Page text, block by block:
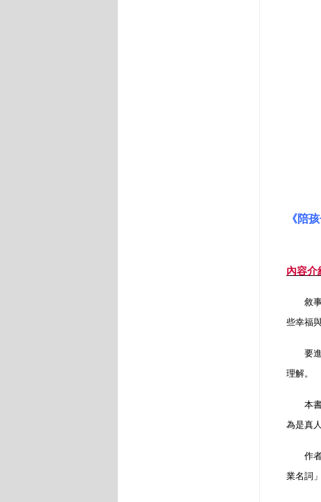
《陪
內容介
敘事
些幸福
要進
理解。
本書
為是真
作者
業名詞